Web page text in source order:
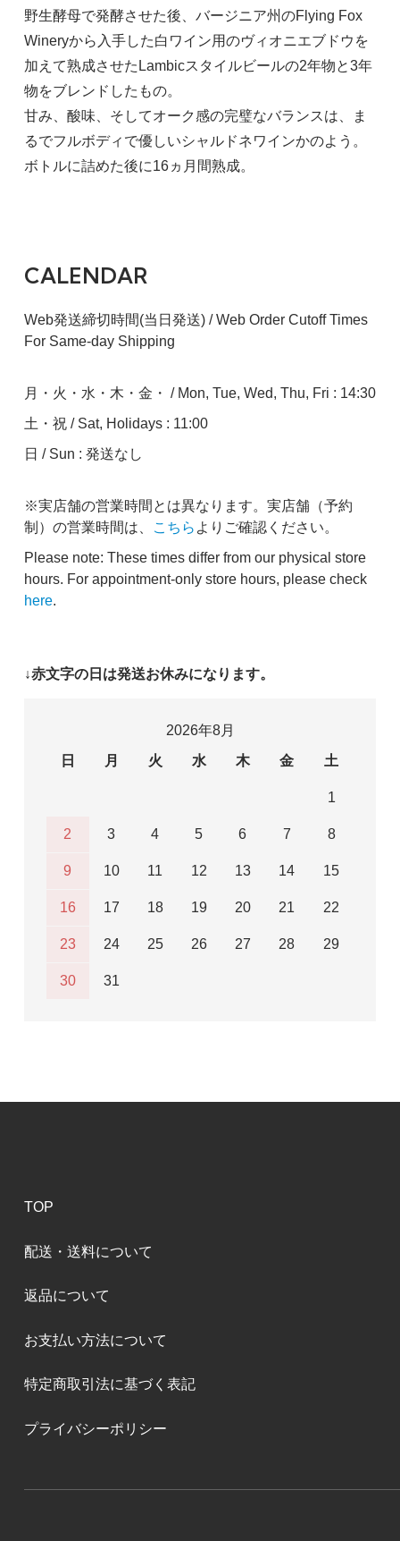
野生酵母で発酵させた後、バージニア州のFlying Fox
Wineryから入手した白ワイン用のヴィオニエブドウを
加えて熟成させたLambicスタイルビールの2年物と3年
物をブレンドしたもの。
甘み、酸味、そしてオーク感の完璧なバランスは、ま
るでフルボディで優しいシャルドネワインかのよう。
ボトルに詰めた後に16ヵ月間熟成。
CALENDAR
Web発送締切時間(当日発送) / Web Order Cutoff Times
For Same-day Shipping
月・火・水・木・金・ / Mon, Tue, Wed, Thu, Fri : 14:30
土・祝 / Sat, Holidays : 11:00
日 / Sun : 発送なし
※実店舗の営業時間とは異なります。実店舗（予約
制）の営業時間は、
こちら よりご確認ください。
Please note: These times differ from our physical store
hours. For appointment-only store hours, please check
here.
↓赤文字の日は発送お休みになります。
2026年8月
日
月 火 水 木 金 土
1
2 3 4 5 6 7 8
9 10 11 12 13 14 15
16 17 18 19 20 21 22
23 24 25 26 27 28 29
30 31
TOP
配送・送料について
返品について
お支払い方法について
特定商取引法に基づく表記
プライバシーポリシー